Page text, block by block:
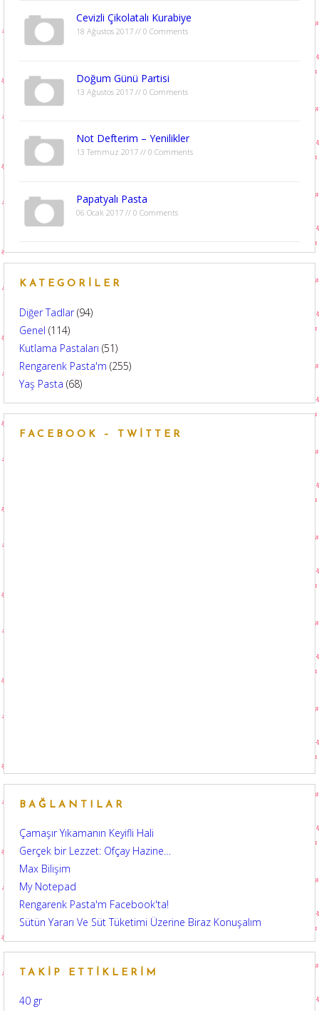
Cevizli Çikolatalı Kurabiye
18 Ağustos 2017 // 0 Comments
Doğum Günü Partisi
13 Ağustos 2017 // 0 Comments
Not Defterim – Yenilikler
13 Temmuz 2017 // 0 Comments
Papatyalı Pasta
06 Ocak 2017 // 0 Comments
KATEGORILER
Diğer Tadlar(94)
Genel (114)
Kutlama Pastaları (51)
Rengarenk Pasta'm (255)
Yaş Pasta (68)
FACEBOOK – TWITTER
BAĞLANTILAR
Çamaşır Yıkamanın Keyifli Hali
Gerçek bir Lezzet: Ofçay Hazine…
Max Bilişim
My Notepad
Rengarenk Pasta'm Facebook'ta!
Sütün Yararı Ve Süt Tüketimi Üzerine Biraz Konuşalım
TAKIP ETTIKLERIM
40 gr